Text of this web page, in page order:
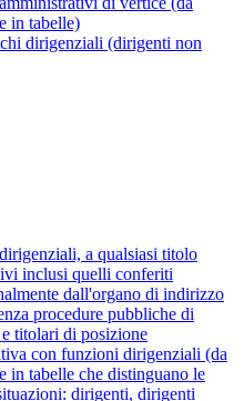
in tabelle)
dirigenziali (dirigenti non
a qualsiasi titolo
inclusi quelli conferiti
dall'organo di indirizzo
procedure pubbliche di
e titolari di posizione
con funzioni dirigenziali (da
in tabelle che distinguano le
dirigenti, dirigenti